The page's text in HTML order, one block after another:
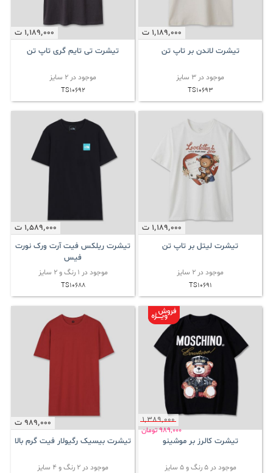
1٬189٬000 ت
تیشرت لاندن بر تاپ تن
موجود در 3 سایز
TS10693
1٬189٬000 ت
تیشرت تی تایم گری تاپ تن
موجود در 2 سایز
TS10692
1٬189٬000 ت
تیشرت لیتل بر تاپ تن
موجود در 2 سایز
TS10691
1٬589٬000 ت
تیشرت ریلکس فیت آرت ورک نورت
فیس
موجود در 1 رنگ و 2 سایز
TS10688
1٬389٬000
989٬000تومان
تیشرت کالرز بر موشینو
موجود در 5 رنگ و 5 سایز
989٬000 ت
تیشرت بیسیک رگیولار فیت گرم بالا
موجود در 2 رنگ و 4 سایز